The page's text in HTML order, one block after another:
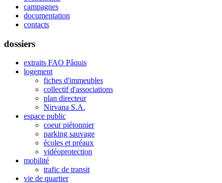
campagnes
documentation
contacts
dossiers
extraits FAO Pâquis
logement
fiches d'immeubles
collectif d'associations
plan directeur
Nirvana S.A.
espace public
coeur piétonnier
parking sauvage
écoles et préaux
vidéoprotection
mobilité
trafic de transit
vie de quartier